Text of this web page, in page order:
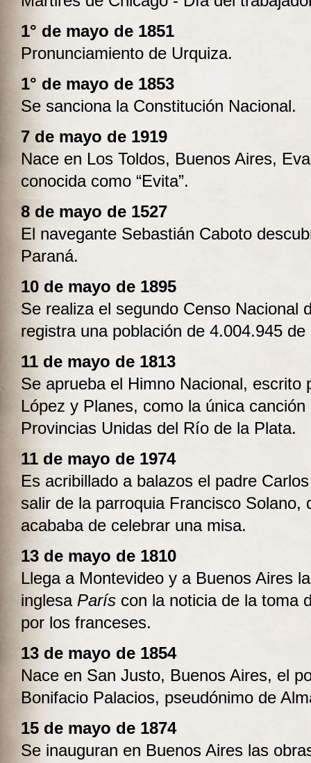
1° de mayo de 1851
Pronunciamiento de Urquiza.
1° de mayo de 1853
Se sanciona la Constitución Nacional.
7 de mayo de 1919
Nace en Los Toldos, Buenos Aires,
conocida como “Evita”.
8 de mayo de 1527
El navegante Sebastián Caboto
Paraná.
10 de mayo de 1895
Se realiza el segundo Censo Nacional
registra una población de 4.004.945
11 de mayo de 1813
Se aprueba el Himno Nacional, escrito
López y Planes, como la única canción
Provincias Unidas del Río de la Plata.
11 de mayo de 1974
Es acribillado a balazos el padre
salir de la parroquia Francisco Solano,
acababa de celebrar una misa.
13 de mayo de 1810
Llega a Montevideo y a Buenos Aires
inglesa París con la noticia de la toma
por los franceses.
13 de mayo de 1854
Nace en San Justo, Buenos Aires, el
Bonifacio Palacios, pseudónimo de
15 de mayo de 1874
Se inauguran en Buenos Aires las